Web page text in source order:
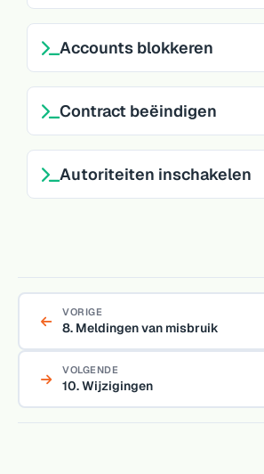
Accounts blokkeren
Contract beëindigen
Autoriteiten inschakelen
VORIGE
8. Meldingen van misbruik
VOLGENDE
10. Wijzigingen